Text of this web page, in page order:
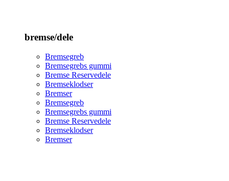
bremse/dele
Bremsegreb
Bremsegrebs gummi
Bremse Reservedele
Bremseklodser
Bremser
Bremsegreb
Bremsegrebs gummi
Bremse Reservedele
Bremseklodser
Bremser